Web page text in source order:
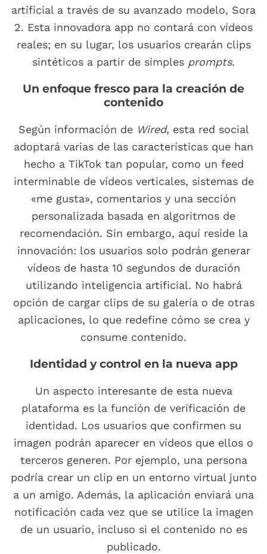
artificial a través de su avanzado modelo, Sora
2. Esta innovadora app no contará con vídeos
reales; en su lugar, los usuarios crearán clips
sintéticos a partir de simples prompts.
Un enfoque fresco para la creación de
contenido
Según información de Wired, esta red social
adoptará varias de las características que han
hecho a TikTok tan popular, como un feed
interminable de vídeos verticales, sistemas de
«me gusta», comentarios y una sección
personalizada basada en algoritmos de
recomendación. Sin embargo, aquí reside la
innovación: los usuarios solo podrán generar
vídeos de hasta 10 segundos de duración
utilizando inteligencia artificial. No habrá
opción de cargar clips de su galería o de otras
aplicaciones, lo que redefine cómo se crea y
consume contenido.
Identidad y control en la nueva app
Un aspecto interesante de esta nueva
plataforma es la función de verificación de
identidad. Los usuarios que confirmen su
imagen podrán aparecer en vídeos que ellos o
terceros generen. Por ejemplo, una persona
podría crear un clip en un entorno virtual junto
a un amigo. Además, la aplicación enviará una
notificación cada vez que se utilice la imagen
de un usuario, incluso si el contenido no es
publicado.